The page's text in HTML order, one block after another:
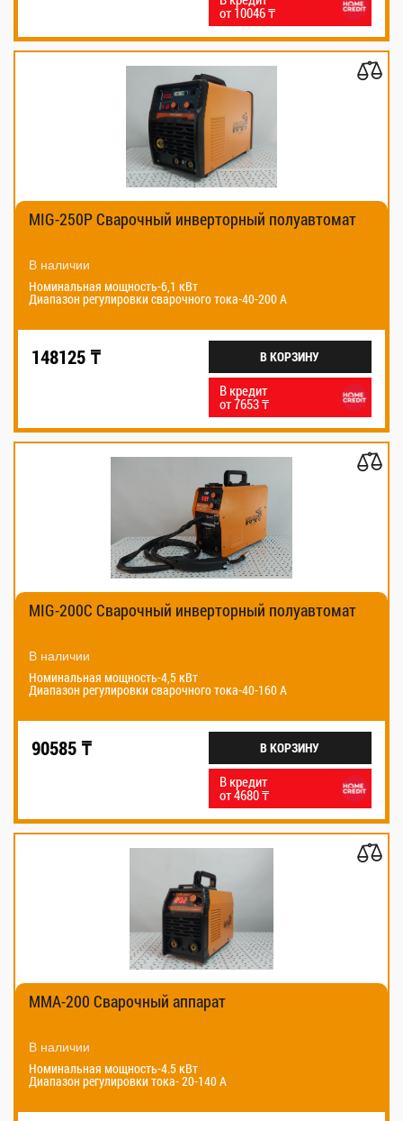
от 10046 ₸
MIG-250P Сварочный инверторный полуавтомат
В наличии
Номинальная мощность-6,1 кВт
Диапазон регулировки сварочного тока-40-200 А
148125 ₸ В КОРЗИНУ
В кредит
от 7653 ₸
MIG-200C Сварочный инверторный полуавтомат
В наличии
Номинальная мощность-4,5 кВт
Диапазон регулировки сварочного тока-40-160 А
90585 ₸ В КОРЗИНУ
В кредит
от 4680 ₸
MMA-200 Сварочный аппарат
В наличии
Номинальная мощность-4.5 кВт
Диапазон регулировки тока- 20-140 А